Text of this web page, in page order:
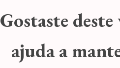
Gostaste
ajuda a